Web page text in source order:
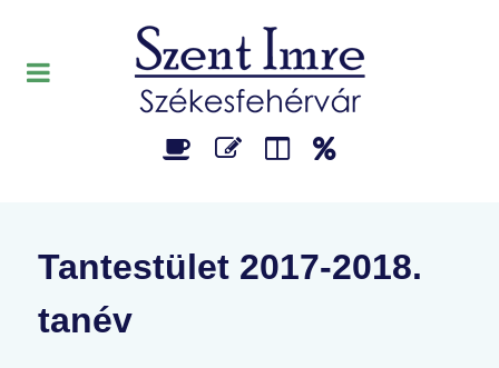
Tantestület 2017-2018.
tanév